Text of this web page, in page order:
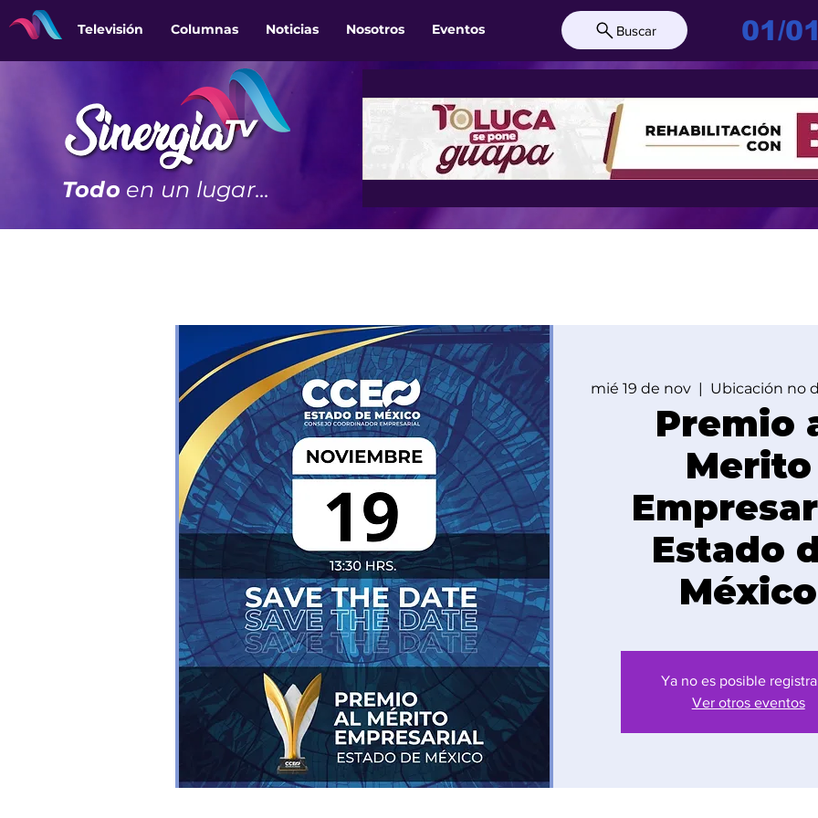
Televisión Columnas Noticias Nosotros Eventos Buscar 01/
Todo en un lugar...
mié 19 de nov
  |
Ubicación no
Premio
Merito
Estado
México
Ya no es posible
Ver otros eventos